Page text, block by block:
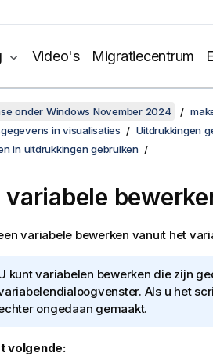
Video's Migratiecentrum
onder Windows November 2024
in visualisaties
Uitdrukkingen
in uitdrukkingen gebruiken
variabele
variabele bewerken vanuit het
kunt variabelen bewerken die zijn
Als u het
ongedaan gemaakt.
volgende: